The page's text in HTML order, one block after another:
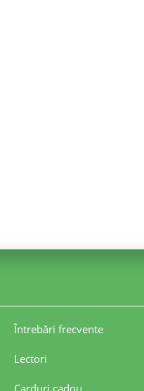
Întrebări frecvente
Lectori
Carduri cadou